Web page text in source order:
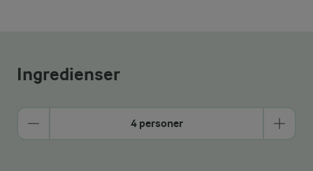
Ingredienser
4 personer